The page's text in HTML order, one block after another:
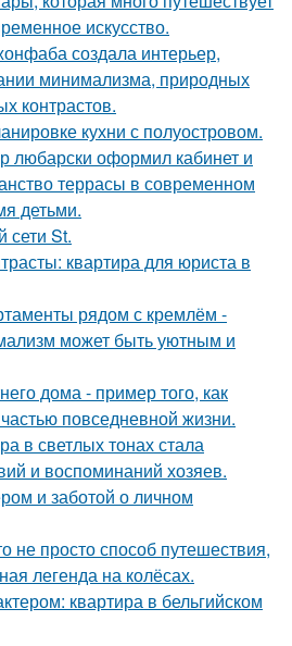
искусство.
создала интерьер,
минимализма, природных
контрастов.
кухни с полуостровом.
любарски оформил кабинет и
террасы в современном
детьми.
сети St.
квартира для юриста в
рядом с кремлём -
может быть уютным и
дома - пример того, как
повседневной жизни.
в светлых тонах стала
и воспоминаний хозяев.
и заботой о личном
не просто способ путешествия,
легенда на колёсах.
квартира в бельгийском